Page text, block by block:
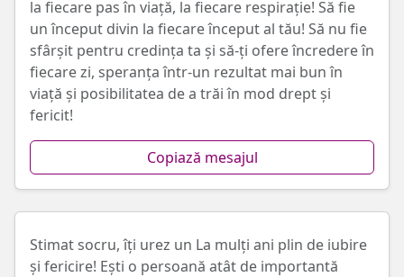
la fiecare pas în viață, la fiecare respirație! Să fie
un început divin la fiecare început al tău! Să nu fie
sfârșit pentru credința ta și să-ți ofere încredere în
fiecare zi, speranța într-un rezultat mai bun în
viață și posibilitatea de a trăi în mod drept și
fericit!
Copiază mesajul
Stimat socru, îți urez un La mulți ani plin de iubire
și fericire! Ești o persoană atât de importantă